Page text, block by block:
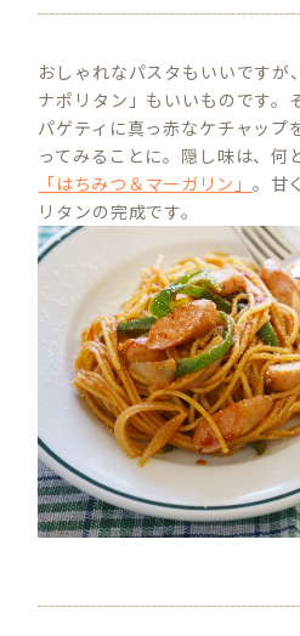
おしゃれなパスタもいいです
ナポリタン」もいいものです。
パゲティに真っ赤なケチャップ
ってみることに。隠し味は、何
「はちみつ＆マーガリン」 。甘
リタンの完成です。